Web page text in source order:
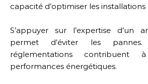
capacité d’optimiser les installations
S’appuyer sur l’expertise d’un
permet d’éviter les
réglementations contribuent
performances énergétiques.